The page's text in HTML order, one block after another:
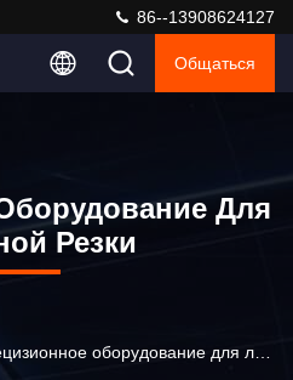
86--13908624127
Общаться
Для
Резки